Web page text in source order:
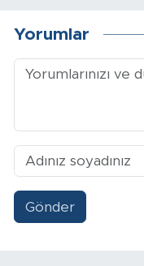
Yorumlar
Gönder